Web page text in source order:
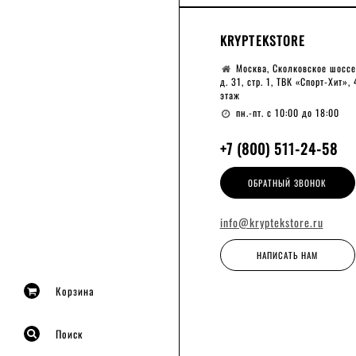
Корзина
Поиск
KRYPTEKSTORE
Москва, Сколковское
д. 31, стр. 1, ТВК «Спорт-Хит»,
этаж
пн.-пт. с 10:00 до 18:00
+7 (800) 511-24-58
ОБРАТНЫЙ ЗВОНОК
info@kryptekstore.ru
НАПИСАТЬ НАМ